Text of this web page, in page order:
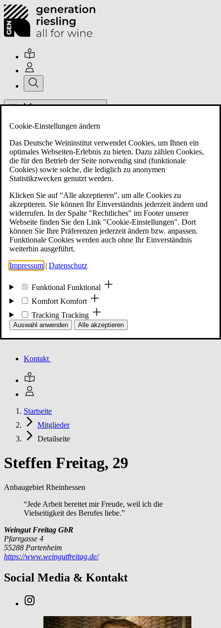
Über uns
Mitglieder
Mitglied werden
Events
Unsere Meldungen
Kontakt
Startseite
Mitglieder
Detailseite
Steffen Freitag, 29
Anbaugebiet Rheinhessen
“Jede Arbeit bereitet mir Freude, weil ich die
Vielseitigkeit des Berufes liebe.”
Weingut Freitag GbR
Pfarrgasse 4
55288 Partenheim
https://www.weingutfreitag.de/
Social Media & Kontakt
Cookie-Einstellungen ändern
Das Deutsche Weininstitut verwendet Cookies, um Ihnen ein
optimales Webseiten-Erlebnis zu bieten. Dazu zählen Cookies,
die für den Betrieb der Seite notwendig sind (funktionale
Cookies) sowie solche, die lediglich zu anonymen
Statistikzwecken genutzt werden.
Klicken Sie auf "Alle akzeptieren", um alle Cookies zu
akzeptieren. Sie können Ihr Einverständnis jederzeit ändern und
widerrufen. In der Spalte "Rechtliches" im Footer unserer
Webseite finden Sie den Link "Cookie-Einstellungen". Dort
können Sie Ihre Präferenzen jederzeit ändern bzw. anpassen.
Funktionale Cookies werden auch ohne Ihr Einverständnis
weiterhin ausgeführt.
Impressum | Datenschutz
Funktional Funktional
Komfort Komfort
Tracking Tracking
Auswahl anwenden Alle akzeptieren